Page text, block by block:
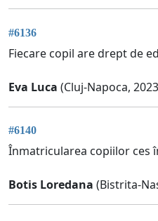
#6136
Fiecare copil are drept de
Eva Luca (Cluj-Napoca,
#6140
Înmatricularea copiilor ces
Botis Loredana (Bistrita-